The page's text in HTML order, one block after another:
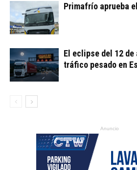
Primafrío aprueba
El eclipse del 12
tráfico pesado en
Anuncio